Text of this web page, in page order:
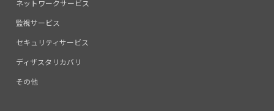
ネットワークサービス
監視サービス
セキュリティサービス
ディザスタリカバリ
その他